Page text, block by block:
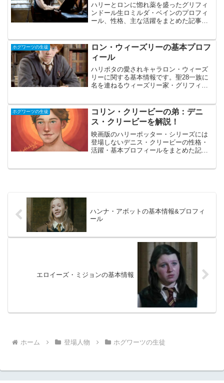
ハリーとロンに惚れ薬を盛ったグリフィ
ンドール生ロミルダ・ベインのプロフィ
ール、性格、主な活躍をまとめた記事で
ホグワーツの生徒
ロン・ウィーズリーの基本プロフ
ィール
ハリポタの愛されキャラロン・ウィーズ
リーに関する基本情報です。聖28一族に
名を連ねるウィーズリー家・グリフィン
ホグワーツの生徒
コリン・クリービーの弟：デニ
ス・クリービーを解説！
映画版のハリーポッター・シリーズには
登場しないデニス・クリービーの性格・
活躍・基本プロフィールをまとめた記事
ハンナ・アボットの基本情報&プロフィ
ール
エロイーズ・ミジョンの基本情報
ホーム 登場人物 ホグワーツの生徒